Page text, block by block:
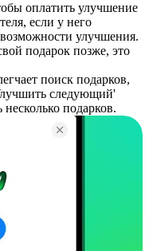
оплатить улучшение
если у него
улучшения.
подарок позже, это
поиск подарков,
следующий'
несколько подарков.